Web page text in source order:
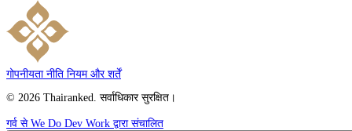
गोपनीयता नीति नियम और शर्तें
© 2026 Thairanked. सर्वाधिकार सुरक्षित।
गर्व से We Do Dev Work द्वारा संचालित